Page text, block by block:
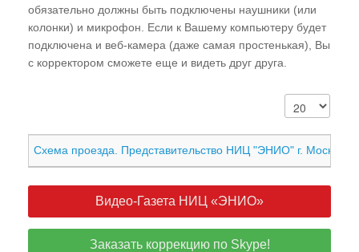
обязательно должны быть подключены наушники (или
колонки) и микрофон. Если к Вашему компьютеру будет
подключена и веб-камера (даже самая простенькая), Вы
с корректором сможете еще и видеть друг друга.
Схема проезда. Представительство НИЦ "ЭНИО" г. Москва
Видео-Газета НИЦ «ЭНИО»
Заказать коррекцию по Skype!